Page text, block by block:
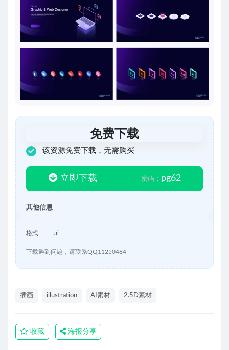
免费下载
该资源免费下载，无需购买
立即下载 密码： pg62
其他信息
格式 .ai
下载遇到问题，请联系QQ11250484
插画 illustration AI素材 2.5D素材
收藏 海报分享